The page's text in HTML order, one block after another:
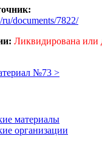
documents/7822/
Ликвидирована или
№73 >
материалы
организации